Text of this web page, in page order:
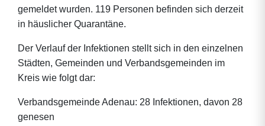
gemeldet wurden. 119 Personen befinden sich derzeit
in häuslicher Quarantäne.
Der Verlauf der Infektionen stellt sich in den einzelnen
Städten, Gemeinden und Verbandsgemeinden im
Kreis wie folgt dar:
Verbandsgemeinde Adenau: 28 Infektionen, davon 28
genesen